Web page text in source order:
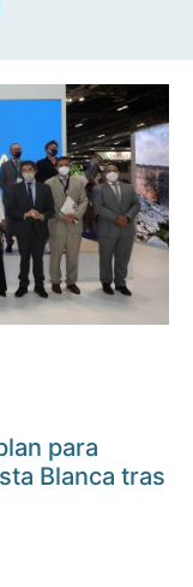
para
Blanca tras